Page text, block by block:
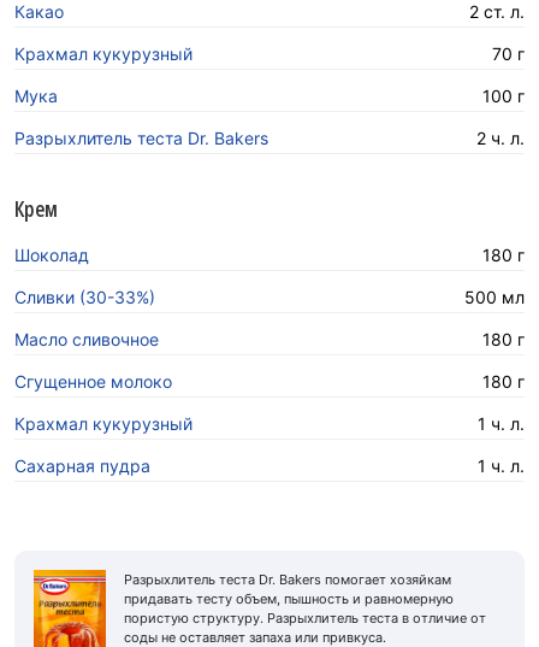
Какао 2 ст. л.
Крахмал кукурузный 70 г
Мука 100 г
Разрыхлитель теста Dr. Bakers 2 ч. л.
Крем
Шоколад 180 г
Сливки (30-33%) 500 мл
Масло сливочное 180 г
Сгущенное молоко 180 г
Крахмал кукурузный 1 ч. л.
Сахарная пyдра 1 ч. л.
Разрыхлитель теста Dr. Bakers помогает хозяйкам
придавать тесту объем, пышность и равномерную
пористую структуру. Разрыхлитель теста в отличие от
соды не оставляет запаха или привкуса.